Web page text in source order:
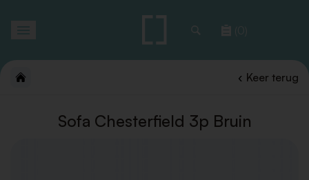
(0)
Keer terug
Sofa Chesterfield 3p Bruin